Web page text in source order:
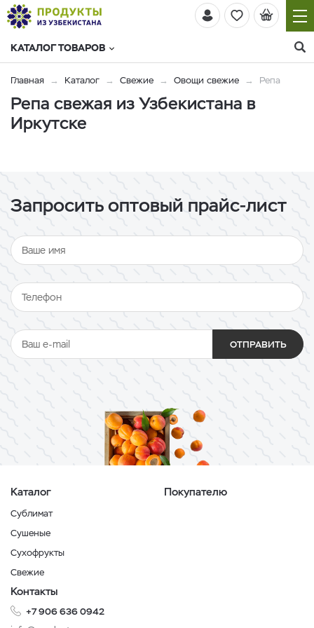
КАТАЛОГ ТОВАРОВ
Главная Каталог Свежие Овощи свежие Репа
Репа свежая из Узбекистана в
Иркутске
Запросить оптовый прайс-лист
ОТПРАВИТЬ
Каталог
Сублимат
Сушеные
Сухофрукты
Свежие
Покупателю
Контакты
+7 906 636 0942